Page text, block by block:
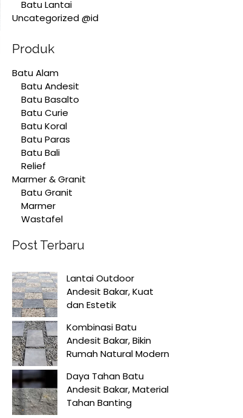
Batu Lantai
Uncategorized @id
Produk
Batu Alam
Batu Andesit
Batu Basalto
Batu Curie
Batu Koral
Batu Paras
Batu Bali
Relief
Marmer & Granit
Batu Granit
Marmer
Wastafel
Post Terbaru
Lantai Outdoor
Andesit Bakar, Kuat
dan Estetik
Kombinasi Batu
Andesit Bakar, Bikin
Rumah Natural Modern
Daya Tahan Batu
Andesit Bakar, Material
Tahan Banting